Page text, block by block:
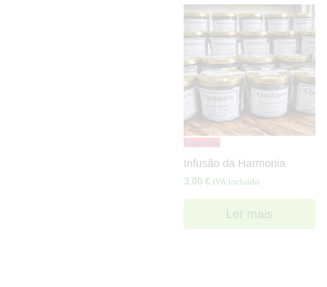
Esgotado
Infusão da Harmonia
3,00 € IVA Incluído
Ler mais